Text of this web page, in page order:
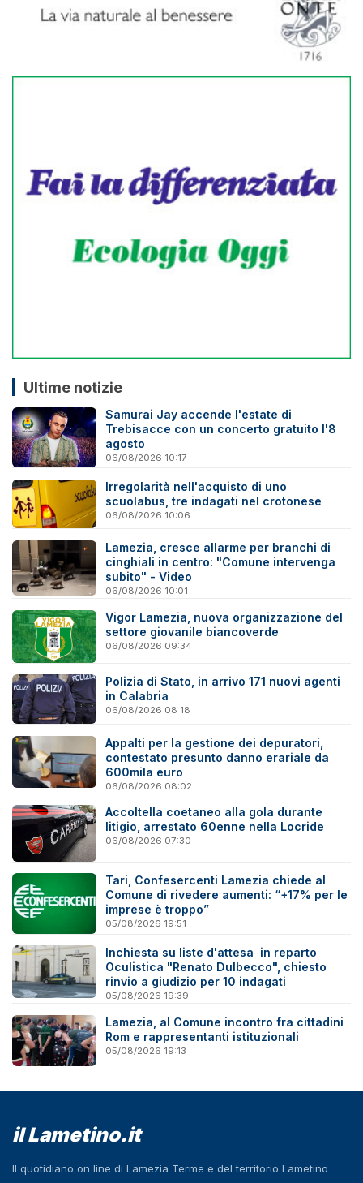
Ultime notizie
Samurai Jay accende l'estate di
Trebisacce con un concerto gratuito l'8
agosto
06/08/2026 10:17
Irregolarità nell'acquisto di uno
scuolabus, tre indagati nel crotonese
06/08/2026 10:06
Lamezia, cresce allarme per branchi di
cinghiali in centro: "Comune intervenga
subito" - Video
06/08/2026 10:01
Vigor Lamezia, nuova organizzazione del
settore giovanile biancoverde
06/08/2026 09:34
Polizia di Stato, in arrivo 171 nuovi agenti
in Calabria
06/08/2026 08:18
Appalti per la gestione dei depuratori,
contestato presunto danno erariale da
600mila euro
06/08/2026 08:02
Accoltella coetaneo alla gola durante
litigio, arrestato 60enne nella Locride
06/08/2026 07:30
Tari, Confesercenti Lamezia chiede al
Comune di rivedere aumenti: “+17% per le
imprese è troppo”
05/08/2026 19:51
Inchiesta su liste d'attesa in reparto
Oculistica "Renato Dulbecco", chiesto
rinvio a giudizio per 10 indagati
05/08/2026 19:39
Lamezia, al Comune incontro fra cittadini
Rom e rappresentanti istituzionali
05/08/2026 19:13
il Lametino.it
Il quotidiano on line di Lamezia Terme e del territorio Lametino